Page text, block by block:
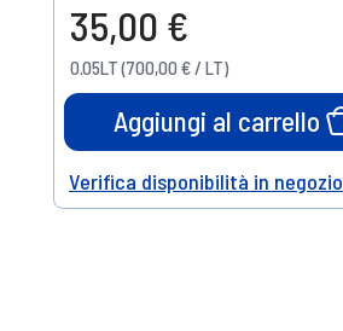
35,00 €
0.05LT (700,00 € / LT)
Aggiungi al carrello
Help
Verifica disponibilità in negozio